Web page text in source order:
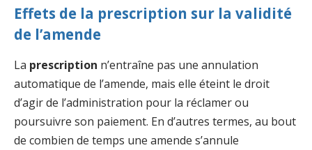
Effets de la prescription sur la validité
de l’amende
La prescription n’entraîne pas une annulation
automatique de l’amende, mais elle éteint le droit
d’agir de l’administration pour la réclamer ou
poursuivre son paiement. En d’autres termes, au bout
de combien de temps une amende s’annule